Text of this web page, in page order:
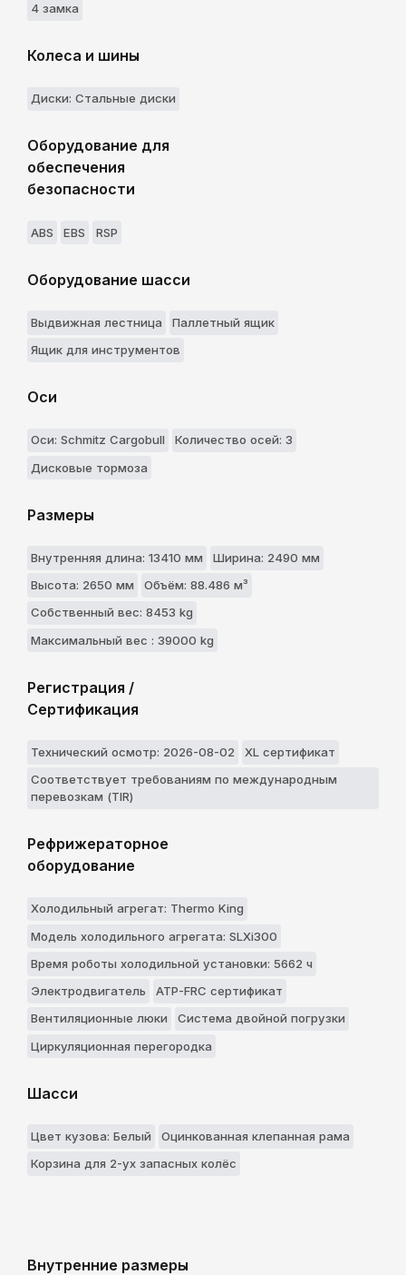
4 замкa
Колеса и шины
Диски: Стальные диски
Оборудование для
обеспечения
безопасности
ABS EBS RSP
Оборудование шасси
Выдвижнaя лестницa
Паллетный ящик
Ящик для инструментов
Оси
Оси: Schmitz Cargobull
Количество осей: 3
Дисковые тормоза
Размеры
Внутренняя длина: 13410 мм
Ширина: 2490 мм
Высота: 2650 мм
Объём: 88.486 м³
Собственный вес: 8453 kg
Максимальный вес : 39000 kg
Регистрация /
Сертификация
Технический осмотр: 2026-08-02
XL сертификат
Соответствует требованиям по международным
перевозкам (TIR)
Рефрижераторное
оборудование
Холодильный агрегат: Thermo King
Модель холодильного агрегата: SLXi300
Время роботы холодильной установки: 5662 ч
Электродвигатель
ATP-FRC сертификат
Вентиляционные люки
Система двойной погрузки
Циркуляционная перегородка
Шасси
Цвет кузова: Белый
Оцинкованная клепанная рама
Корзина для 2-ух запасных колёс
Внутренние размеры